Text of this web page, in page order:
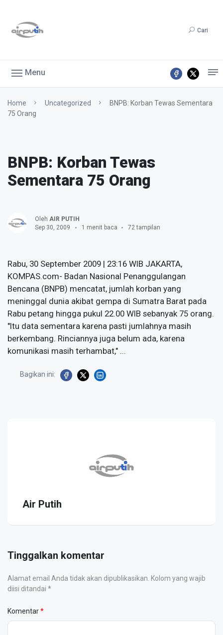
Cari
Menu
Home Uncategorized
BNPB: Korban Tewas Sementara
75 Orang
BNPB: Korban Tewas
Sementara 75 Orang
Oleh AIR PUTIH
Sep 30, 2009
1 menit baca 72 tampilan
Rabu, 30 September 2009 | 23:16 WIB JAKARTA,
KOMPAS.com- Badan Nasional Penanggulangan
Bencana (BNPB) mencatat, jumlah korban yang
meninggal dunia akibat gempa di Sumatra Barat pada
Rabu petang hingga pukul 22.00 WIB sebanyak 75 orang.
"Itu data sementara karena pasti jumlahnya masih
berkembang. Rinciannya juga belum ada, karena
komunikasi masih terhambat," ...
Bagikan ini:
Air Putih
Tinggalkan komentar
Alamat email Anda tidak akan dipublikasikan. Kolom yang wajib
diisi ditandai *
Komentar